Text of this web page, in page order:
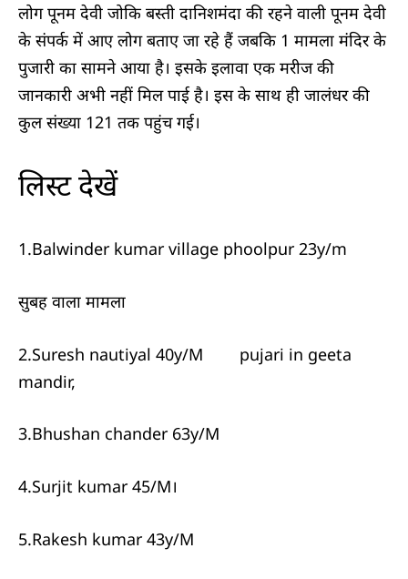
लोग पूनम देवी जोकि बस्ती दानिशमंदा की रहने वाली पूनम देवी
के संपर्क में आए लोग बताए जा रहे हैं जबकि 1 मामला मंदिर के
पुजारी का सामने आया है। इसके इलावा एक मरीज की
जानकारी अभी नहीं मिल पाई है। इस के साथ ही जालंधर की
कुल संख्या 121 तक पहुंच गई।
लिस्ट देखें
1.Balwinder kumar village phoolpur 23y/m
सुबह वाला मामला
2.Suresh nautiyal 40y/M pujari in geeta
mandir,
3.Bhushan chander 63y/M
4.Surjit kumar 45/M।
5.Rakesh kumar 43y/M